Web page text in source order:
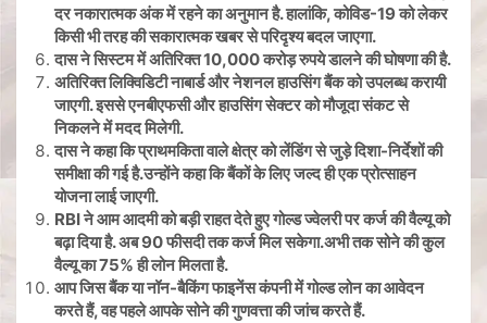
दर नकारात्मक अंक में रहने का अनुमान है. हालांकि,कोविड-19को लेकर
किसी भी तरह की सकारात्मक खबर से परिदृश्य बदल जाएगा.
दास ने सिस्टम में अतिरिक्त10,000करोड़ रुपये डालने की घोषणा की है.
अतिरिक्त लिक्विडिटी नाबार्ड और नेशनल हाउसिंग बैंक को उपलब्ध करायी
जाएगी. इससे एनबीएफसी और हाउसिंग सेक्टर को मौजूदा संकट से
निकलने में मदद मिलेगी.
दास ने कहा कि प्राथमकिता वाले क्षेत्र को लेंडिंग से जुड़े दिशा-निर्देशों की
समीक्षा की गई है.उन्होंने कहा कि बैंकों के लिए जल्द ही एक प्रोत्साहन
योजना लाई जाएगी.
RBIने आम आदमी को बड़ी राहत देते हुए गोल्ड ज्वेलरी पर कर्ज की वैल्यू को
बढ़ा दिया है. अब90फीसदी तक कर्ज मिल सकेगा.अभी तक सोने की कुल
वैल्यू का75%ही लोन मिलता है.
आप जिस बैंक या नॉन-बैकिंग फाइनेंस कंपनी में गोल्ड लोन का आवेदन
करते हैं,वह पहले आपके सोने की गुणवत्ता की जांच करते हैं.